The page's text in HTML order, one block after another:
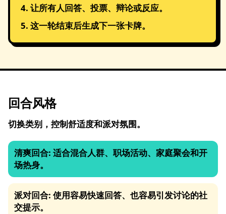
让所有人回答、投票、辩论或反应。
这一轮结束后生成下一张卡牌。
回合风格
切换类别，控制舒适度和派对氛围。
清爽回合: 适合混合人群、职场活动、家庭聚会和开
场热身。
派对回合: 使用容易快速回答、也容易引发讨论的社
交提示。